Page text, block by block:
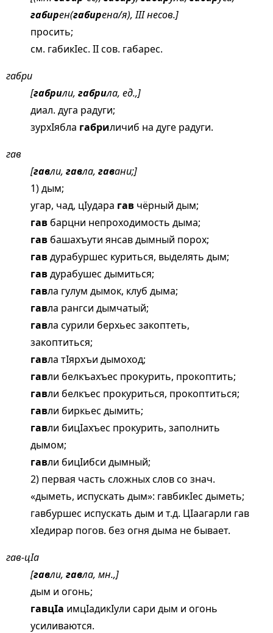
габирен(габирена/я), III несов.]
просить;
см. габикIес. II сов. габарес.
габри
[габрили, габрила, ед.,]
диал. дуга радуги;
зурхIябла габриличиб на дуге радуги.
гав
[гавли, гавла, гавани;]
1) дым;
угар, чад, цIудара гав чёрный дым;
гав барцни непроходимость дыма;
гав башахъути янсав дымный порох;
гавдурабуршес куриться, выделять дым;
гавдурабушес дымиться;
гавла гулум дымок, клуб дыма;
гавла рангси дымчатый;
гавла сурили берхьес закоптеть,
закоптиться;
гавла тIярхъи дымоход;
гавли белкъахъес прокурить, прокоптить;
гавли белкъес прокуриться, прокоптиться;
гавли биркьес дымить;
гавли бицIахъес прокурить, заполнить
дымом;
гавли бицIибси дымный;
2) первая часть сложных слов со знач.
«дыметь, испускать дым»: гавбикIес дыметь;
гавбуршес испускать дым и т.д. ЦIаагарли гав
хIедирар погов. без огня дыма не бывает.
гав-цIа
[гавли, гавла, мн.,]
дым и огонь;
гавцIа имцIадикIули сари дым и огонь
усиливаются.